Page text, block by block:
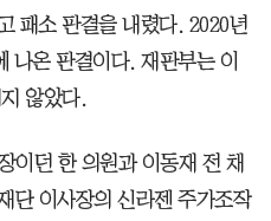
패소 판결을 내렸다. 2020년
나온 판결이다. 재판부는 이
않았다.
이던 한 의원과 이동재 전 채
단 이사장의 신라젠 주가조작